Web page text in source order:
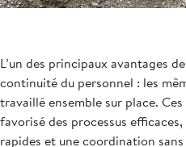
L’un des principaux avantages
continuité du personnel : les
travaillé ensemble sur place.
favorisé des processus
rapides et une coordination